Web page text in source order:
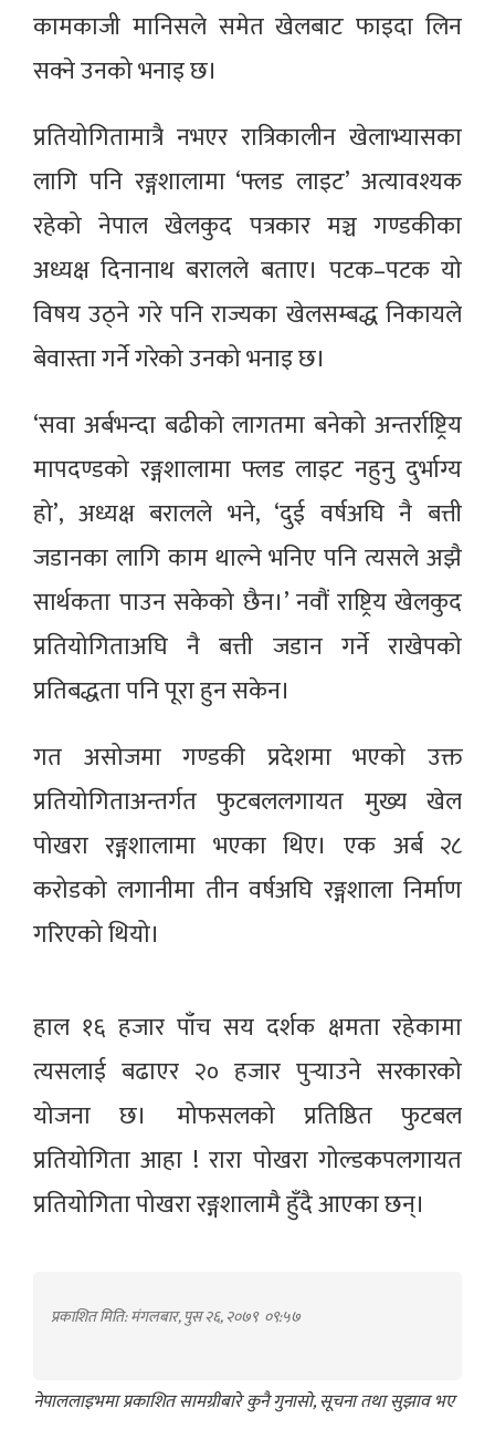
कामकाजी मानिसले समेत खेलबाट फाइदा लिन
सक्ने उनको भनाइ छ।
प्रतियोगितामात्रै नभएर रात्रिकालीन खेलाभ्यासका
लागि पनि रङ्गशालामा ‘फ्लड लाइट’ अत्यावश्यक
रहेको नेपाल खेलकुद पत्रकार मञ्च गण्डकीका
अध्यक्ष दिनानाथ बरालले बताए। पटक–पटक यो
विषय उठ्ने गरे पनि राज्यका खेलसम्बद्ध निकायले
बेवास्ता गर्ने गरेको उनको भनाइ छ।
‘सवा अर्बभन्दा बढीको लागतमा बनेको अन्तर्राष्ट्रिय
मापदण्डको रङ्गशालामा फ्लड लाइट नहुनु दुर्भाग्य
हो’, अध्यक्ष बरालले भने, ‘दुई वर्षअघि नै बत्ती
जडानका लागि काम थाल्ने भनिए पनि त्यसले अझै
सार्थकता पाउन सकेको छैन।’ नवौं राष्ट्रिय खेलकुद
प्रतियोगिताअघि नै बत्ती जडान गर्ने राखेपको
प्रतिबद्धता पनि पूरा हुन सकेन।
गत असोजमा गण्डकी प्रदेशमा भएको उक्त
प्रतियोगिताअन्तर्गत फुटबललगायत मुख्य खेल
पोखरा रङ्गशालामा भएका थिए। एक अर्ब २८
करोडको लगानीमा तीन वर्षअघि रङ्गशाला निर्माण
गरिएको थियो।
हाल १६ हजार पाँच सय दर्शक क्षमता रहेकामा
त्यसलाई बढाएर २० हजार पुर्‍याउने सरकारको
योजना छ। मोफसलको प्रतिष्ठित फुटबल
प्रतियोगिता आहा ! रारा पोखरा गोल्डकपलगायत
प्रतियोगिता पोखरा रङ्गशालामै हुँदै आएका छन्।
प्रकाशित मिति: मंगलबार, पुस २६, २०७९ ०९:५७
नेपाललाइभमा प्रकाशित सामग्रीबारे कुनै गुनासो, सूचना तथा सुझाव भए